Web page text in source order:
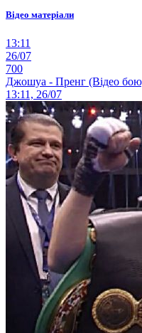
Відео матеріали
13:11
26/07
700
Джошуа - Пренг (Відео
13:11, 26/07